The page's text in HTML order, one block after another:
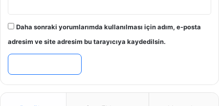
Daha sonraki yorumlarımda kullanılması için adım, e-posta
adresim ve site adresim bu tarayıcıya kaydedilsin.